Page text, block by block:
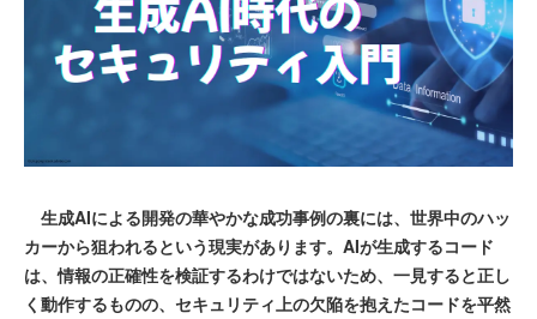
生成AIによる開発の華やかな成功事例の裏には、世界中のハッ
カーから狙われるという現実があります。AIが生成するコード
は、情報の正確性を検証するわけではないため、一見すると正し
く動作するものの、セキュリティ上の欠陥を抱えたコードを平然